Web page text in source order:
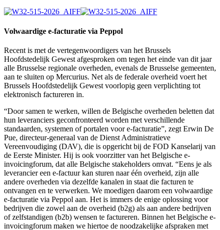
Volwaardige e-facturatie via Peppol
Recent is met de vertegenwoordigers van het Brussels
Hoofdstedelijk Gewest afgesproken om tegen het einde van dit jaar
alle Brusselse regionale overheden, evenals de Brusselse gemeenten,
aan te sluiten op Mercurius. Net als de federale overheid voert het
Brussels Hoofdstedelijk Gewest voorlopig geen verplichting tot
elektronisch factureren in.
“Door samen te werken, willen de Belgische overheden beletten dat
hun leveranciers geconfronteerd worden met verschillende
standaarden, systemen of portalen voor e-facturatie”, zegt Erwin De
Pue, directeur-generaal van de Dienst Administratieve
Vereenvoudiging (DAV), die is opgericht bij de FOD Kanselarij van
de Eerste Minister. Hij is ook voorzitter van het Belgische e-
invoicingforum, dat alle Belgische stakeholders omvat. “Eens je als
leverancier een e-factuur kan sturen naar één overheid, zijn alle
andere overheden via dezelfde kanalen in staat die facturen te
ontvangen en te verwerken. We moedigen daarom een volwaardige
e-facturatie via Peppol aan. Het is immers de enige oplossing voor
bedrijven die zowel aan de overheid (b2g) als aan andere bedrijven
of zelfstandigen (b2b) wensen te factureren. Binnen het Belgische e-
invoicingforum maken we hiertoe de noodzakelijke afspraken met